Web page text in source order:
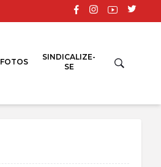
FOTOS
SINDICALIZE-
SE